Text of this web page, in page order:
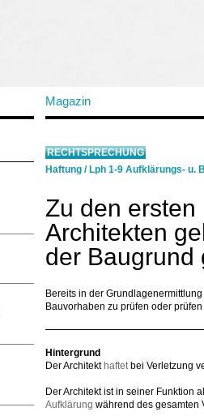
Magazin
RECHTSPRECHUNG
Haftung / Lph 1-9 Aufklärungs- u.
Zu den
Architekten
der Baugrund
Bereits in der
Bauvorhaben zu prüfen oder
Hintergrund
Der Architekt haftetbei Verletzung
Der Architekt ist in seiner Funktion
Aufklärung während des gesamten